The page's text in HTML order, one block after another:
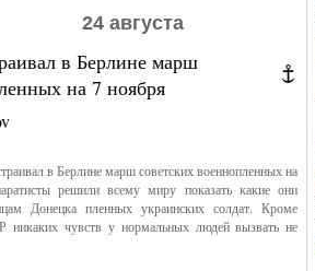
24 августа
в Берлине марш
на 7 ноября
в Берлине марш советских военнопленных на
решили всему миру показать какие они
Донецка пленных украинских солдат. Кроме
никаких чувств у нормальных людей вызвать не